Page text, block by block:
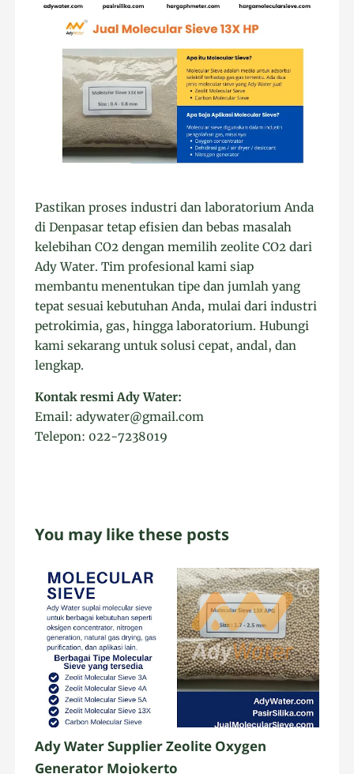
Pastikan proses industri dan laboratorium Anda
di Denpasar tetap efisien dan bebas masalah
kelebihan CO2 dengan memilih zeolite CO2 dari
Ady Water. Tim profesional kami siap
membantu menentukan tipe dan jumlah yang
tepat sesuai kebutuhan Anda, mulai dari industri
petrokimia, gas, hingga laboratorium. Hubungi
kami sekarang untuk solusi cepat, andal, dan
lengkap.
Kontak resmi Ady Water:
Email: adywater@gmail.com
Telepon: 022-7238019
You may like these posts
Ady Water Supplier Zeolite Oxygen
Generator Mojokerto